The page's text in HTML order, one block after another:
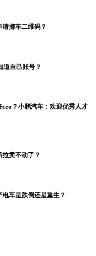
挪车二维码？
道自己账号？
？小鹏汽车：欢迎优秀人才
卖不动了？
车是跌倒还是重生？